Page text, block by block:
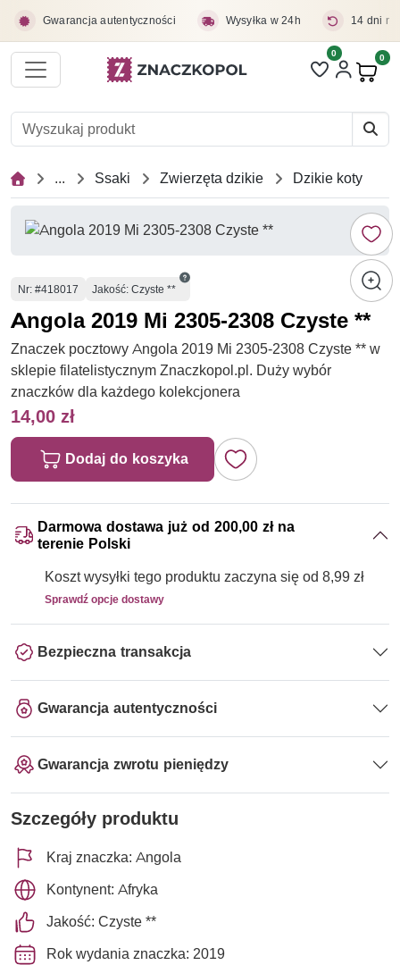
Gwarancja autentyczności Wysyłka w 24h 14 dni
Liczba pozycji
0 0
... Ssaki Zwierzęta dzikie Dzikie koty
Numer
Nr: #418017 Jakość: Czyste **
Angola 2019 Mi 2305-2308 Czyste **
Znaczek pocztowy Angola 2019 Mi 2305-2308 Czyste ** w
sklepie filatelistycznym Znaczkopol.pl. Duży wybór
znaczków dla każdego kolekcjonera
14,00 zł
Dodaj do koszyka
Darmowa dostawa już od 200,00 zł na
terenie Polski
Koszt wysyłki tego produktu zaczyna się od 8,99 zł
Sprawdź opcje dostawy
Bezpieczna transakcja
Gwarancja autentyczności
Gwarancja zwrotu pieniędzy
Szczegóły produktu
Kraj znaczka: Angola
Kontynent: Afryka
Jakość: Czyste **
Rok wydania znaczka: 2019